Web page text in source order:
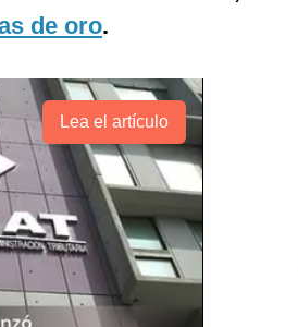
de oro.
Lea el artículo